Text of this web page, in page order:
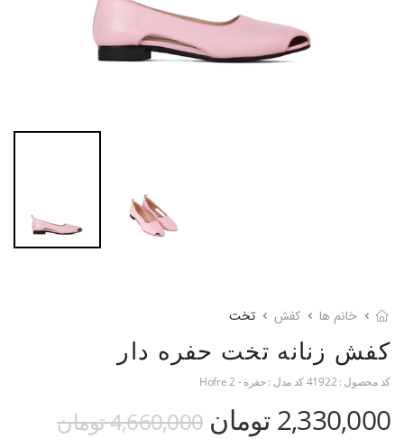
خانم ها کفش تخت
کفش زنانه تخت حفره دار
کد محصول : 41922کد مدل :حفره - Hofre 2
2,330,000 تومان 4,660,000 تومان